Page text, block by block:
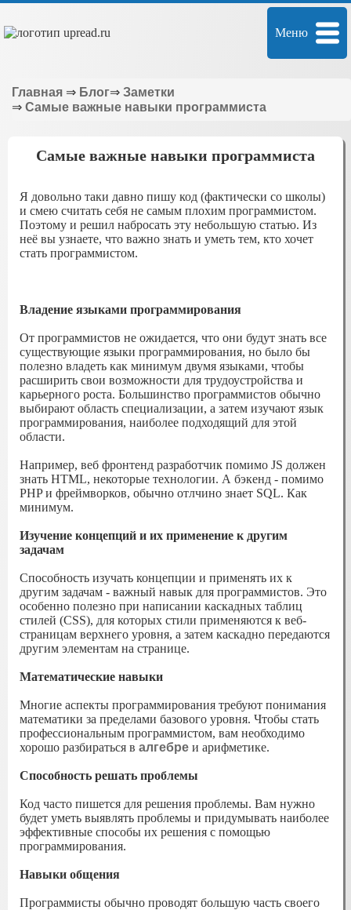
Меню
Главная ⇒ Блог⇒ Заметки
⇒ Самые важные навыки программиста
Самые важные навыки программиста
Я довольно таки давно пишу код (фактически со школы)
и смею считать себя не самым плохим программистом.
Поэтому и решил набросать эту небольшую статью. Из
неё вы узнаете, что важно знать и уметь тем, кто хочет
стать программистом.
Владение языками программирования
От программистов не ожидается, что они будут знать все
существующие языки программирования, но было бы
полезно владеть как минимум двумя языками, чтобы
расширить свои возможности для трудоустройства и
карьерного роста. Большинство программистов обычно
выбирают область специализации, а затем изучают язык
программирования, наиболее подходящий для этой
области.
Например, веб фронтенд разработчик помимо JS должен
знать HTML, некоторые технологии. А бэкенд - помимо
PHP и фреймворков, обычно отлчино знает SQL. Как
минимум.
Изучение концепций и их применение к другим
задачам
Способность изучать концепции и применять их к
другим задачам - важный навык для программистов. Это
особенно полезно при написании каскадных таблиц
стилей (CSS), для которых стили применяются к веб-
страницам верхнего уровня, а затем каскадно передаются
другим элементам на странице.
Математические навыки
Многие аспекты программирования требуют понимания
математики за пределами базового уровня. Чтобы стать
профессиональным программистом, вам необходимо
хорошо разбираться в алгебре и арифметике.
Способность решать проблемы
Код часто пишется для решения проблемы. Вам нужно
будет уметь выявлять проблемы и придумывать наиболее
эффективные способы их решения с помощью
программирования.
Навыки общения
Программисты обычно проводят большую часть своего